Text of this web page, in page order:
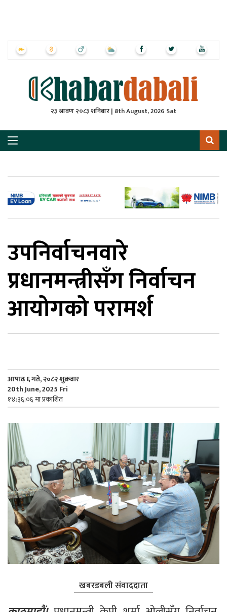
२३ श्रावण २०८३ शनिबार | 8th August, 2026 Sat
उपनिर्वाचनवारे
प्रधानमन्त्रीसँग निर्वाचन
आयोगको परामर्श
आषाढ़ ६ गते, २०८२ शुक्रवार
20th June, 2025 Fri
१४:३६:०६ मा प्रकाशित
खबरडबली संवाददाता